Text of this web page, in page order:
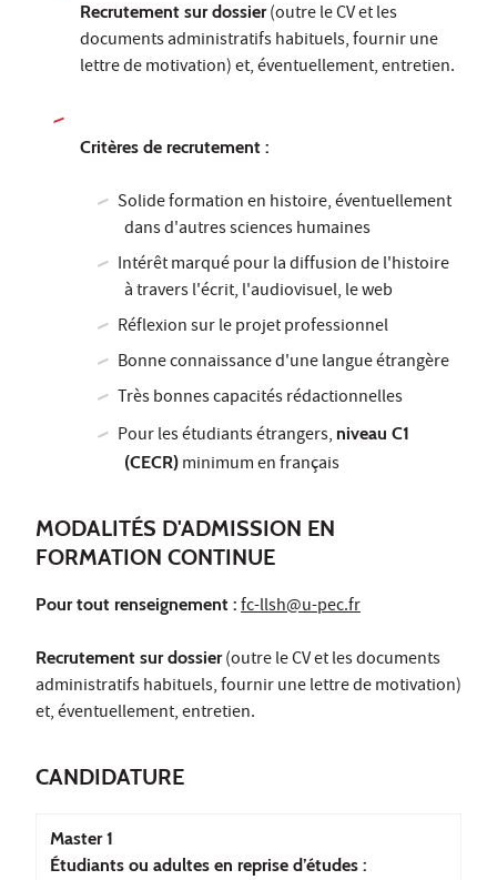
Recrutement sur dossier(outre le CV et les
documents administratifs habituels, fournir une
lettre de motivation) et, éventuellement, entretien.
Critères de recrutement :
Solide formation en histoire, éventuellement
dans d'autres sciences humaines
Intérêt marqué pour la diffusion de l'histoire
à travers l'écrit, l'audiovisuel, le web
Réflexion sur le projet professionnel
Bonne connaissance d'une langue étrangère
Très bonnes capacités rédactionnelles
Pour les étudiants étrangers, niveau C1
(CECR) minimum en français
MODALITÉS D'ADMISSION EN
FORMATION CONTINUE
Pour tout renseignement : fc-llsh@u-pec.fr
Recrutement sur dossier(outre le CV et les documents
administratifs habituels, fournir une lettre de motivation)
et, éventuellement, entretien.
CANDIDATURE
Master 1
Étudiants ou adultes en reprise d’études :